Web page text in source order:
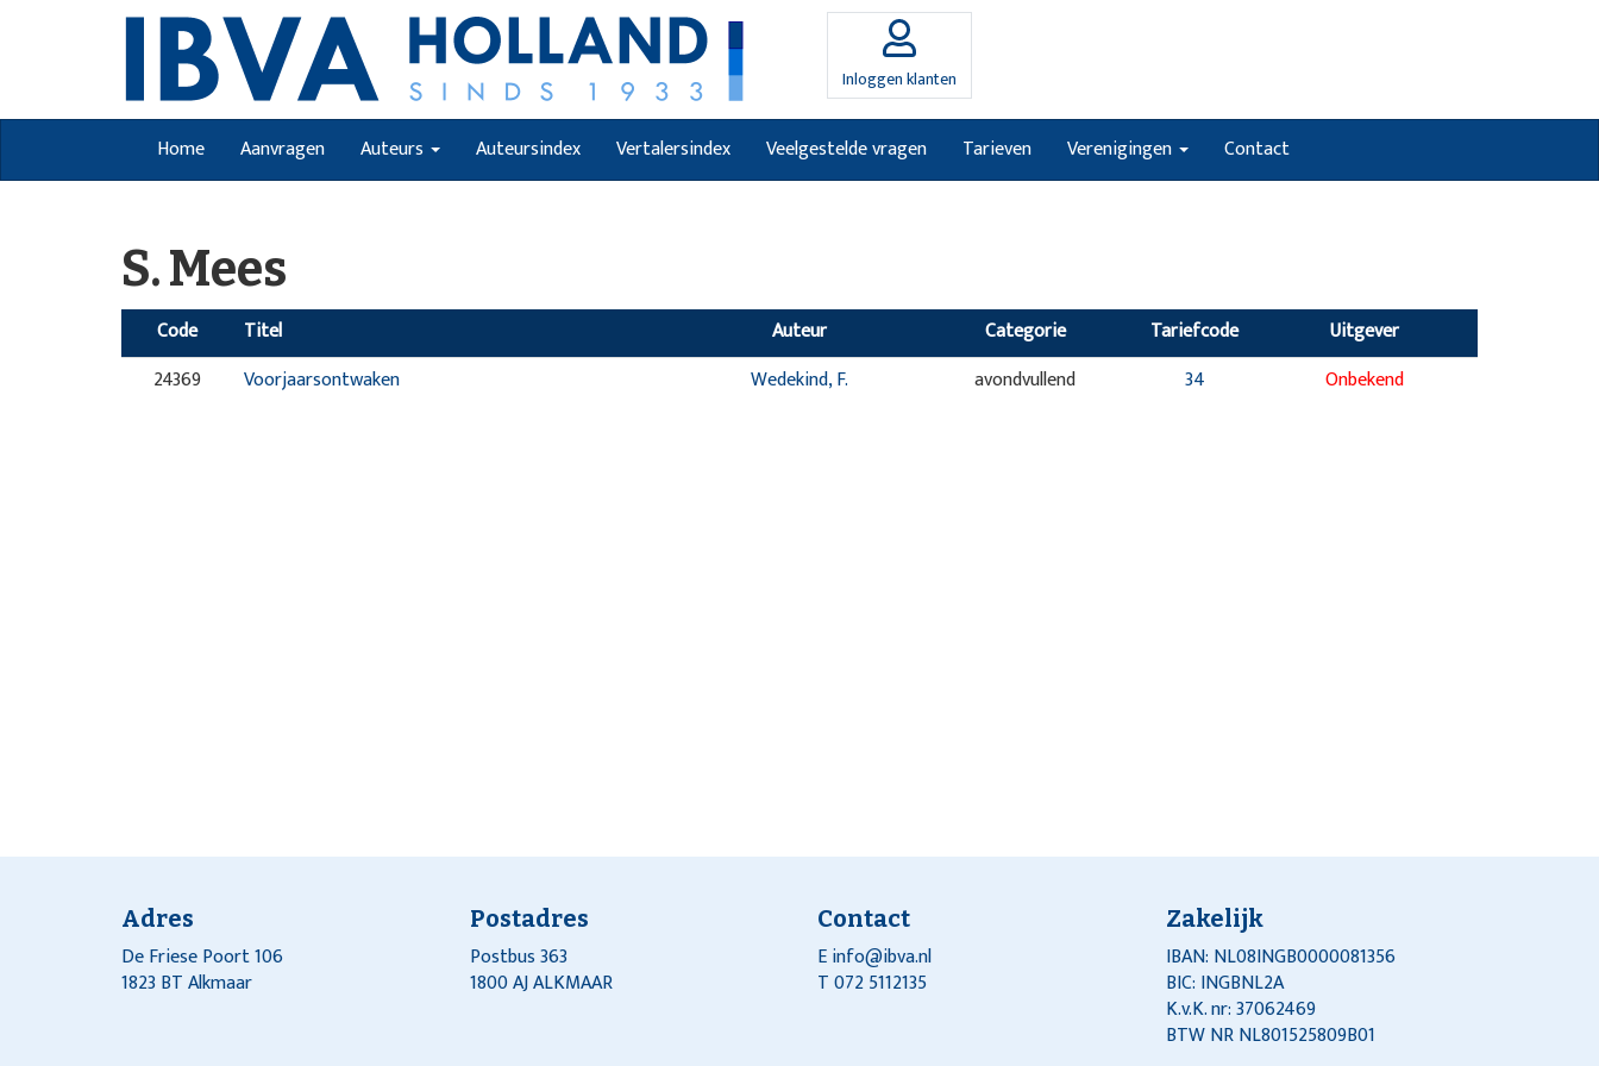
Inloggen klanten
Home Aanvragen Auteurs Auteursindex Vertalersindex Veelgestelde vragen Tarieven Verenigingen Contact
S. Mees
Code Titel Auteur Categorie Tariefcode
Uitgever
24369
Voorjaarsontwaken Wedekind, F. avondvullend 34 Onbekend
Adres
De Friese Poort 106
1823 BT Alkmaar
Postadres
Postbus 363
1800 AJ ALKMAAR
Contact
Einfo@ibva.nl
T 072 5112135
Zakelijk
IBAN: NL08INGB0000081356
BIC: INGBNL2A
K.v.K. nr: 37062469
BTW NR NL801525809B01